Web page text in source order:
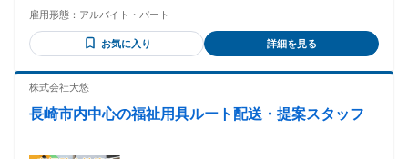
制服あり ・正社員登用あり ・資格支援制度あり ・勤続6か月
役職員共済制度あり（加入者には月300円の補助あり） ■交通
費 規定支給 ・片道1.5ｋｍ以上35Ｋｍの方（当生協規定によ
り往復分の交通費支給） ・駐車場完備（無料） ・公共交通機
関利用者も規定により通勤手当支給
体を動かしながら働きたい方 ・地元で長期＆安定して働きた
い方 ・Iターン・Uターンの方 ・主婦（夫）さん歓迎！子育て
中のママさんも活躍中！
雇用形態： アルバイト・パート
お気に入り 詳細を見る
株式会社大悠
長崎市内中心の福祉用具ルート配送・提案スタッフ